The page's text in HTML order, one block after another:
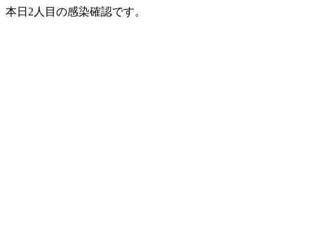
本日2人目の感染確認です。